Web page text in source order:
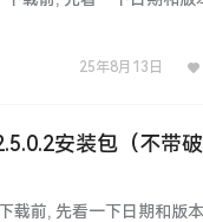
25年8月13日
安装包（不带破
前, 先看一下日期和版